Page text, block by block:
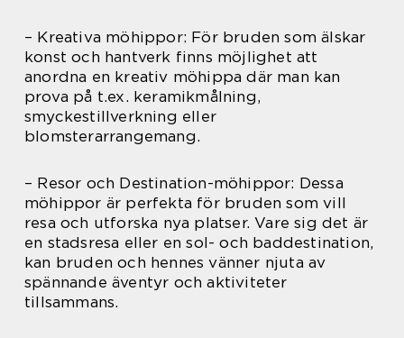
– Kreativa möhippor: För bruden som älskar
konst och hantverk finns möjlighet att
anordna en kreativ möhippa där man kan
prova på t.ex. keramikmålning,
smyckestillverkning eller
blomsterarrangemang.
– Resor och Destination-möhippor: Dessa
möhippor är perfekta för bruden som vill
resa och utforska nya platser. Vare sig det är
en stadsresa eller en sol- och baddestination,
kan bruden och hennes vänner njuta av
spännande äventyr och aktiviteter
tillsammans.